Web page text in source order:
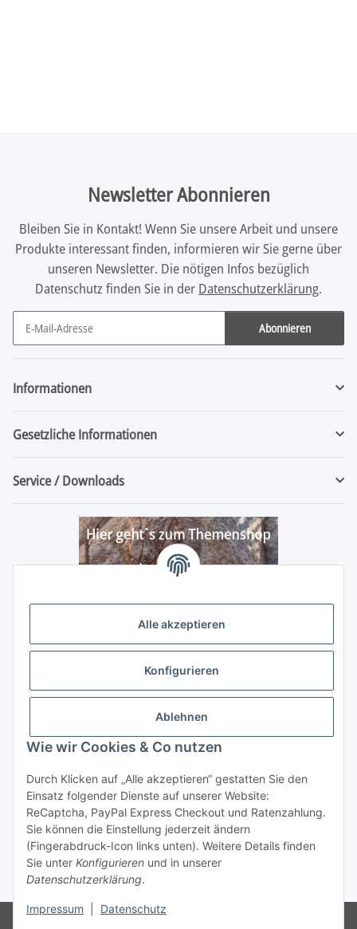
Alle akzeptieren
Konfigurieren
Ablehnen
Wie wir Cookies & Co nutzen
Durch Klicken auf „Alle akzeptieren“ gestatten Sie den
Einsatz folgender Dienste auf unserer Website:
ReCaptcha, PayPal Express Checkout und Ratenzahlung.
Sie können die Einstellung jederzeit ändern
(Fingerabdruck-Icon links unten). Weitere Details finden
Sie unter Konfigurieren und in unserer
Datenschutzerklärung.
Impressum Datenschutz
Newsletter Abonnieren
Bleiben Sie in Kontakt! Wenn Sie unsere Arbeit und unsere
Produkte interessant finden, informieren wir Sie gerne über
unseren Newsletter. Die nötigen Infos bezüglich
Datenschutz finden Sie in der Datenschutzerklärung.
Abonnieren
Newsletter Abonnieren
Informationen
Gesetzliche Informationen
Service / Downloads
Vertrag widerrufen
* Alle Preise inkl. gesetzlicher USt., zzgl.